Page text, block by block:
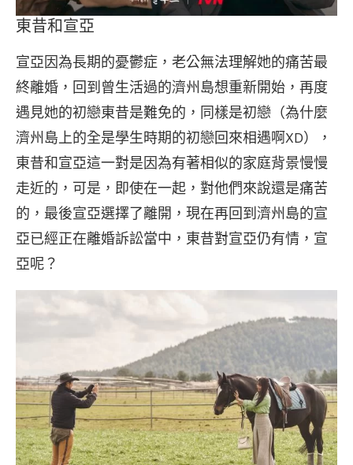
東昔和宣亞
宣亞因為長期的憂鬱症，老公無法理解她的痛苦最
終離婚，回到曾生活過的濟州島想重新開始，再度
遇見她的初戀東昔是難免的，同樣是初戀（為什麼
濟州島上的全是學生時期的初戀回來相遇啊XD），
東昔和宣亞這一對是因為有著相似的家庭背景慢慢
走近的，可是，即使在一起，對他們來說還是痛苦
的，最後宣亞選擇了離開，現在再回到濟州島的宣
亞已經正在離婚訴訟當中，東昔對宣亞仍有情，宣
亞呢？